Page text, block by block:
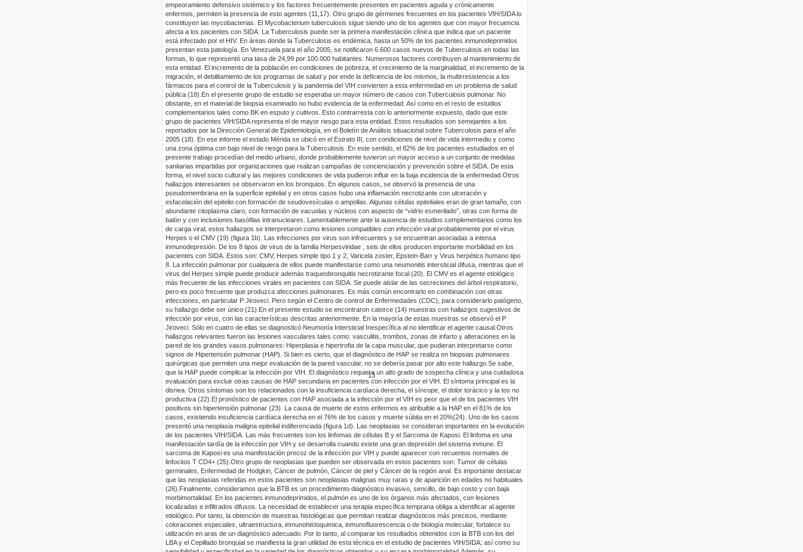
empeoramiento defensivo sistémico y los factores frecuentemente presentes en pacientes aguda y crónicamente
enfermos, permiten la presencia de esto agentes (11,17). Otro grupo de gérmenes frecuentes en los pacientes VIH/SIDA lo
constituyen las mycobacterias . El Mycobacterium tuberculosis sigue siendo uno de los agentes que con mayor frecuencia
afecta a los pacientes con SIDA. La Tuberculosis puede ser la primera manifestación clínica que indica que un paciente
está infectado por el HIV. En áreas donde la Tuberculosis es endémica, hasta un 50% de los pacientes inmunodeprimidos
presentan esta patología. En Venezuela para el año 2005, se notificaron 6.600 casos nuevos de Tuberculosis en todas las
formas, lo que representó una tasa de 24,99 por 100.000 habitantes. Numerosos factores contribuyen al mantenimiento de
esta entidad. El incremento de la población en condiciones de pobreza, el crecimiento de la marginalidad, el incremento de la
migración, el debilitamiento de los programas de salud y por ende la deficiencia de los mismos, la multirresistencia a los
fármacos para el control de la Tuberculosis y la pandemia del VIH convierten a esta enfermedad en un problema de salud
pública (18). En el presente grupo de estudio se esperaba un mayor número de casos con Tuberculosis pulmonar. No
obstante, en el material de biopsia examinado no hubo evidencia de la enfermedad. Así como en el resto de estudios
complementarios tales como BK en esputo y cultivos. Esto contrarresta con lo anteriormente expuesto, dado que este
grupo de pacientes VIH/SIDA representa el de mayor riesgo para esta entidad. Estos resultados son semejantes a los
reportados por la Dirección General de Epidemiología, en el Boletín de Análisis situacional sobre Tuberculosis para el año
2005 (18). En ese informe el estado Mérida se ubicó en el Estrato III, con condiciones de nivel de vida intermedio y como
una zona óptima con bajo nivel de riesgo para la Tuberculosis. En este sentido, el 82% de los pacientes estudiados en el
presente trabajo procedían del medio urbano, donde probablemente tuvieron un mayor acceso a un conjunto de medidas
sanitarias impartidas por organizaciones que realizan campañas de concienciación y prevención sobre el SIDA. De esta
forma, el nivel socio cultural y las mejores condiciones de vida pudieron influir en la baja incidencia de la enfermedad. Otros
hallazgos interesantes se observaron en los bronquios. En algunos casos, se observó la presencia de una
pseudomembrana en la superficie epitelial y en otros casos hubo una inflamación necrotizante con ulceración y
esfacelación del epitelio con formación de seudovesículas o ampollas. Algunas células epiteliales eran de gran tamaño, con
abundante citoplasma claro, con formación de vacuolas y núcleos con aspecto de “vidrio esmerilado”, otras con forma de
balón y con inclusiones basófilas intranucleares. Lamentablemente ante la ausencia de estudios complementarios como los
de carga viral; estos hallazgos se interpretaron como lesiones compatibles con infección viral probablemente por el virus
Herpes o el CMV (19) (figura 1b).
Las infecciones por virus son infrecuentes y se encuentran asociadas a intensa
inmunodepresión. De los 8 tipos de virus de la familia Herpesviridae seis de ellos producen importante morbilidad en los
pacientes con SIDA. Estos son: CMV, Herpes simple tipo 1 y 2, Varicela zoster, Epstein-Barr y Virus herpético humano tipo
8. La infección pulmonar por cualquiera de ellos puede manifestarse como una neumonitis intersticial difusa, mientras que el
virus del Herpes simple puede producir además traqueobronquitis necrotizante focal (20). El CMV es el agente etiológico
más frecuente de las infecciones virales en pacientes con SIDA. Se puede aislar de las secreciones del árbol respiratorio,
pero es poco frecuente que produzca afecciones pulmonares. Es más común encontrarlo en combinación con otras
infecciones, en particular P Jiroveci Pero según el Centro de control de Enfermedades (CDC), para considerarlo patógeno,
su hallazgo debe ser único (21). En el presente estudio se encontraron catorce (14) muestras con hallazgos sugestivos de
infección por virus, con las características descritas anteriormente. En la mayoría de estas muestras se observó el P
Jiroveci . Sólo en cuatro de ellas se diagnosticó Neumonía Intersticial Inespecífica al no identificar el agente causal.
13
Otros
hallazgos relevantes fueron las lesiones vasculares tales como: vasculitis, trombos, zonas de infarto y alteraciones en la
pared de los grandes vasos pulmonares: Hiperplasia e hipertrofia de la capa muscular, que pudieran interpretarse como
signos de Hipertensión pulmonar (HAP). Si bien es cierto, que el diagnóstico de HAP se realiza en biopsias pulmonares
quirúrgicas que permiten una mejor evaluación de la pared vascular, no se debería pasar por alto este hallazgo. Se sabe,
que la HAP puede complicar la infección por VIH. El diagnóstico requiere un alto grado de sospecha clínica y una cuidadosa
evaluación para excluir otras causas de HAP secundaria en pacientes con infección por el VIH. El síntoma principal es la
disnea. Otros síntomas son los relacionados con la insuficiencia cardíaca derecha, el síncope, el dolor torácico y la tos no
productiva (22). El pronóstico de pacientes con HAP asociada a la infección por el VIH es peor que el de los pacientes VIH
positivos sin hipertensión pulmonar (23). La causa de muerte de estos enfermos es atribuible a la HAP en el 81% de los
casos, existiendo insuficiencia cardíaca derecha en el 76% de los casos y muerte súbita en el 20%(24). Uno de los casos
presentó una neoplasia maligna epitelial indiferenciada (figura 1d). Las neoplasias se consideran importantes en la evolución
de los pacientes VIH/SIDA. Las más frecuentes son los linfomas de células B y el Sarcoma de Kaposi. El linfoma es una
manifestación tardía de la infección por VIH y se desarrolla cuando existe una gran depresión del sistema inmune. El
sarcoma de Kaposi es una manifestación precoz de la infección por VIH y puede aparecer con recuentos normales de
linfocitos T CD4+ (25). Otro grupo de neoplasias que pueden ser observada en estos pacientes son: Tumor de células
germinales, Enfermedad de Hodgkin , Cáncer de pulmón, Cáncer de piel y Cáncer de la región anal. Es importante destacar
que las neoplasias referidas en estos pacientes son neoplasias malignas muy raras y de aparición en edades no habituales
(26). Finalmente, consideramos que la BTB es un procedimiento diagnóstico invasivo, sencillo, de bajo costo y con baja
morbimortalidad. En los pacientes inmunodeprimidos, el pulmón es uno de los órganos más afectados, con lesiones
localizadas e infiltrados difusos. La necesidad de establecer una terapia específica temprana obliga a identificar al agente
etiológico. Por tanto, la obtención de muestras histológicas que permitan realizar diagnósticos más precisos, mediante
coloraciones especiales, ultraestructura inmunohistoquimica inmunofluorescencia o de biología molecular, fortalece su
utilización en aras de un diagnóstico adecuado. Por lo tanto, al comparar los resultados obtenidos con la BTB con los del
LBA y el Cepillado bronquial se manifiesta la gran utilidad de esta técnica en el estudio de pacientes VIH/SIDA; así como su